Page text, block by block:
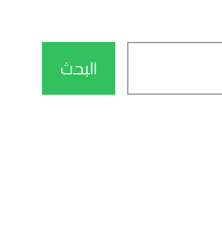
البحث